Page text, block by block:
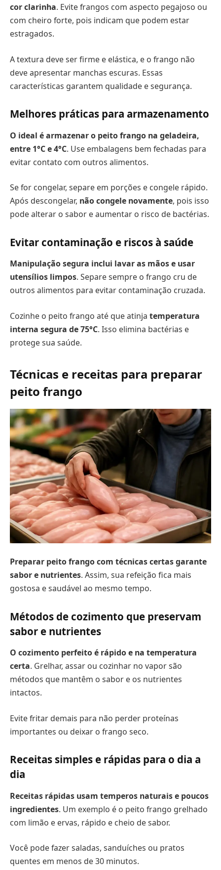
cor clarinha. Evite frangos com aspecto pegajoso ou
com cheiro forte, pois indicam que podem estar
estragados.
A textura deve ser firme e elástica, e o frango não
deve apresentar manchas escuras. Essas
características garantem qualidade e segurança.
Melhores práticas para armazenamento
O ideal é armazenar o peito frango na geladeira,
entre 1°C e 4°C. Use embalagens bem fechadas para
evitar contato com outros alimentos.
Se for congelar, separe em porções e congele rápido.
Após descongelar, não congele novamente, pois isso
pode alterar o sabor e aumentar o risco de bactérias.
Evitar contaminação e riscos à saúde
Manipulação segura inclui lavar as mãos e usar
utensílios limpos. Separe sempre o frango cru de
outros alimentos para evitar contaminação cruzada.
Cozinhe o peito frango até que atinja temperatura
interna segura de 75°C. Isso elimina bactérias e
protege sua saúde.
Técnicas e receitas para preparar
peito frango
Preparar peito frango com técnicas certas garante
sabor e nutrientes. Assim, sua refeição fica mais
gostosa e saudável ao mesmo tempo.
Métodos de cozimento que preservam
sabor e nutrientes
O cozimento perfeito é rápido e na temperatura
certa. Grelhar, assar ou cozinhar no vapor são
métodos que mantêm o sabor e os nutrientes
intactos.
Evite fritar demais para não perder proteínas
importantes ou deixar o frango seco.
Receitas simples e rápidas para o dia a
dia
Receitas rápidas usam temperos naturais e poucos
ingredientes. Um exemplo é o peito frango grelhado
com limão e ervas, rápido e cheio de sabor.
Você pode fazer saladas, sanduíches ou pratos
quentes em menos de 30 minutos.